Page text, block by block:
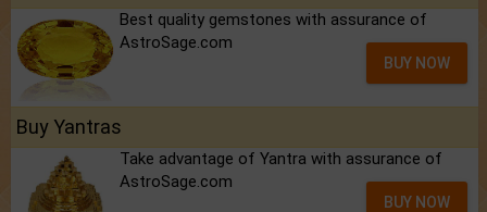
Best quality gemstones with assurance of
AstroSage.com
BUY NOW
Buy Yantras
Take advantage of Yantra with assurance of
AstroSage.com
BUY NOW